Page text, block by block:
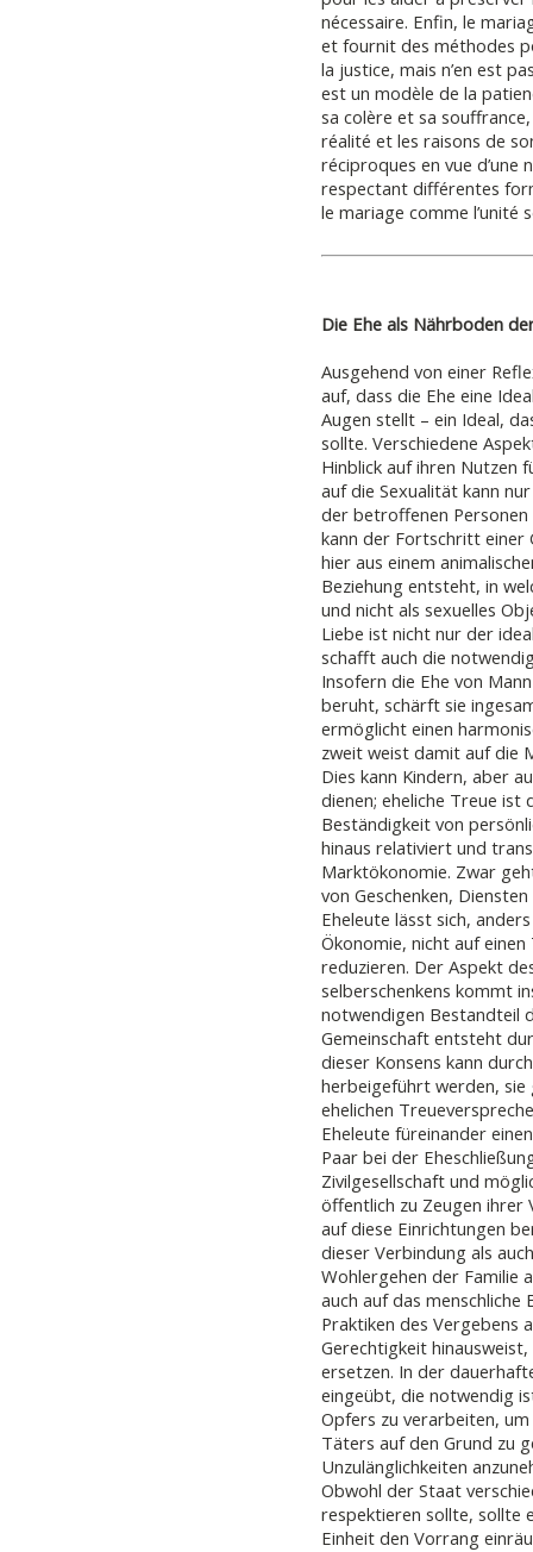
nécessaire. Enfin, le
et fournit des méthodes
la justice, mais n’en est
est un modèle de la
sa colère et sa
réalité et les raisons de
réciproques en vue d’une
respectant différentes
le mariage comme l’unité
Die Ehe als Nährboden
Ausgehend von einer
auf, dass die Ehe eine
Augen stellt – ein Ideal,
sollte. Verschiedene
Hinblick auf ihren Nutzen
auf die Sexualität kann
der betroffenen
kann der Fortschritt einer
hier aus einem
Beziehung entsteht, in
und nicht als sexuelles
Liebe ist nicht nur der
schafft auch die
Insofern die Ehe von
beruht, schärft sie
ermöglicht einen
zweit weist damit auf die
Dies kann Kindern, aber
dienen; eheliche Treue ist
Beständigkeit von
hinaus relativiert und
Marktökonomie. Zwar
von Geschenken,
Eheleute lässt sich,
Ökonomie, nicht auf
reduzieren. Der Aspekt
selberschenkens kommt
notwendigen Bestandteil
Gemeinschaft entsteht
dieser Konsens kann
herbeigeführt werden, sie
ehelichen
Eheleute füreinander
Paar bei der
Zivilgesellschaft und
öffentlich zu Zeugen ihrer
auf diese Einrichtungen
dieser Verbindung als
Wohlergehen der Familie
auch auf das
Praktiken des Vergebens
Gerechtigkeit
ersetzen. In der
eingeübt, die notwendig
Opfers zu verarbeiten,
Täters auf den Grund zu
Unzulänglichkeiten
Obwohl der Staat
respektieren sollte, sollte
Einheit den Vorrang